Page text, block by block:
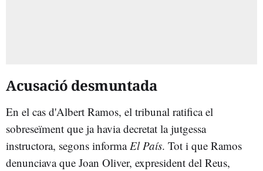
Acusació desmuntada
En el cas d'Albert Ramos, el tribunal ratifica el
sobreseïment que ja havia decretat la jutgessa
instructora, segons informaEl País. Tot i que Ramos
denunciava que Joan Oliver, expresident del Reus,